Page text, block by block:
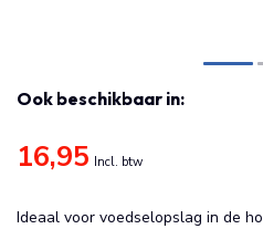
Ook beschikbaar in:
16,95 Incl. btw
Ideaal voor voedselopslag in de